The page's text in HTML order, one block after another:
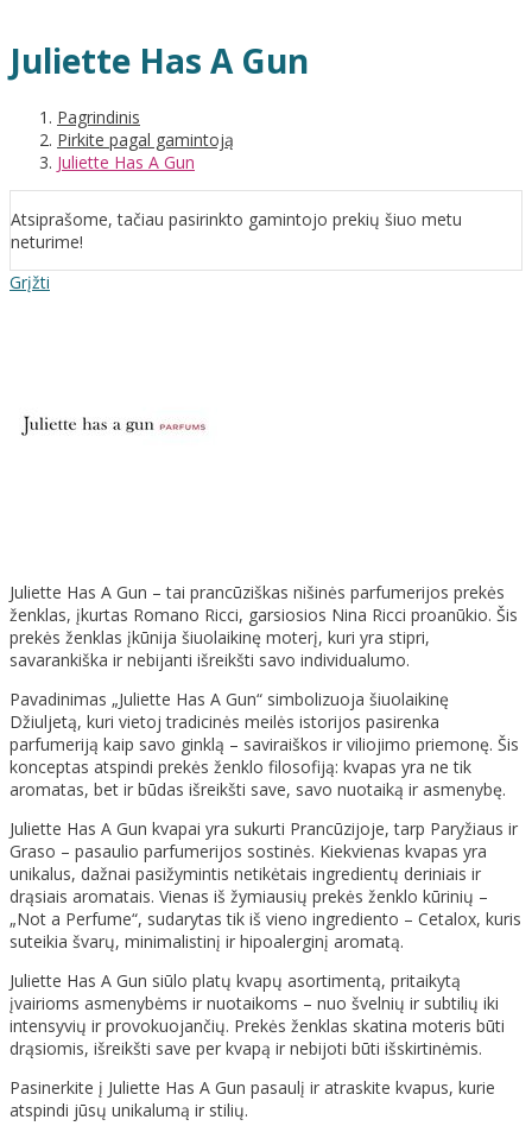
Juliette Has A Gun
Pagrindinis
Pirkite pagal gamintoją
Juliette Has A Gun
Atsiprašome, tačiau pasirinkto gamintojo prekių šiuo metu
neturime!
Grįžti
Juliette Has A Gun – tai prancūziškas nišinės parfumerijos prekės
ženklas, įkurtas Romano Ricci, garsiosios Nina Ricci proanūkio. Šis
prekės ženklas įkūnija šiuolaikinę moterį, kuri yra stipri,
savarankiška ir nebijanti išreikšti savo individualumo.
Pavadinimas „Juliette Has A Gun“ simbolizuoja šiuolaikinę
Džiuljetą, kuri vietoj tradicinės meilės istorijos pasirenka
parfumeriją kaip savo ginklą – saviraiškos ir viliojimo priemonę. Šis
konceptas atspindi prekės ženklo filosofiją: kvapas yra ne tik
aromatas, bet ir būdas išreikšti save, savo nuotaiką ir asmenybę.
Juliette Has A Gun kvapai yra sukurti Prancūzijoje, tarp Paryžiaus ir
Graso – pasaulio parfumerijos sostinės. Kiekvienas kvapas yra
unikalus, dažnai pasižymintis netikėtais ingredientų deriniais ir
drąsiais aromatais. Vienas iš žymiausių prekės ženklo kūrinių –
„Not a Perfume“, sudarytas tik iš vieno ingrediento – Cetalox, kuris
suteikia švarų, minimalistinį ir hipoalerginį aromatą.
Juliette Has A Gun siūlo platų kvapų asortimentą, pritaikytą
įvairioms asmenybėms ir nuotaikoms – nuo švelnių ir subtilių iki
intensyvių ir provokuojančių. Prekės ženklas skatina moteris būti
drąsiomis, išreikšti save per kvapą ir nebijoti būti išskirtinėmis.
Pasinerkite į Juliette Has A Gun pasaulį ir atraskite kvapus, kurie
atspindi jūsų unikalumą ir stilių.